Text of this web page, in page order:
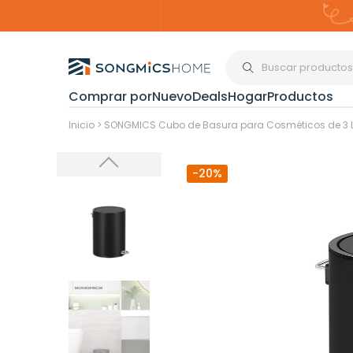
Comprar porNuevoDealsHogarProductos
Organización del
Inicio > SONGMICS Cubo de Basura para Cosméticos de 3
-20%